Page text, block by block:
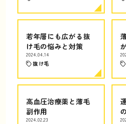
若年層にも広がる抜
け毛の悩みと対策
2024.04.14
抜け毛
高血圧治療薬と薄毛
副作用
2024.02.23